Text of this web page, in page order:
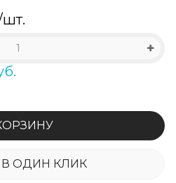
В ОДИН КЛИК